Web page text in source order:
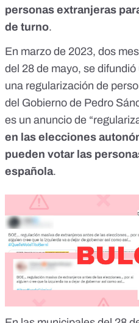
personas extranjeras
de turno.
En marzo de 2023, dos
del 28 de mayo, se
una regularización de
del Gobierno de Pedro
es un anuncio de
en las elecciones
pueden votar las
española.